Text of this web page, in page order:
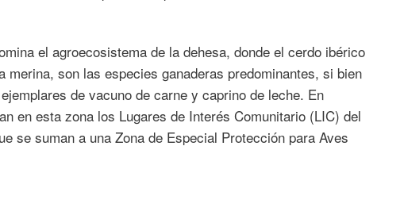
el agroecosistema de la dehesa, donde el cerdo ibérico
son las especies ganaderas predominantes, si bien
de vacuno de carne y caprino de leche. En
en esta zona los Lugares de Interés Comunitario (LIC) del
se suman a una Zona de Especial Protección para Aves